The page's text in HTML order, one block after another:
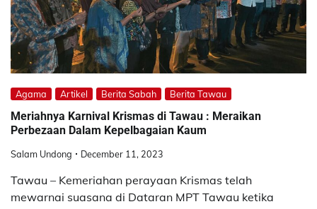
Agama Artikel Berita Sabah Berita Tawau
Meriahnya Karnival Krismas di Tawau : Meraikan
Perbezaan Dalam Kepelbagaian Kaum
Salam Undong December 11, 2023
Tawau – Kemeriahan perayaan Krismas telah
mewarnai suasana di Dataran MPT Tawau ketika